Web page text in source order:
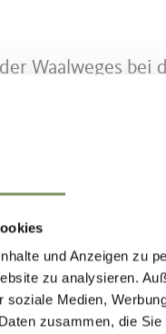
und Anzeigen zu
zu analysieren.
soziale Medien,
zusammen, die
Waalweges bei
öffentlichen
bis
bis